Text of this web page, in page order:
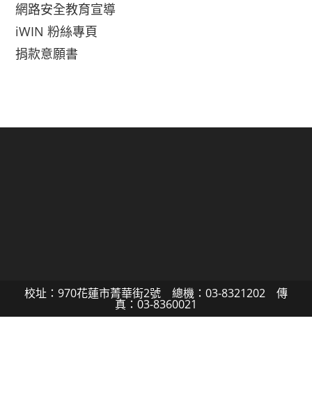
網路安全教育宣導
iWIN 粉絲專頁
捐款意願書
校址：970花蓮市菁華街2號 總機：03-8321202 傳
真：03-8360021